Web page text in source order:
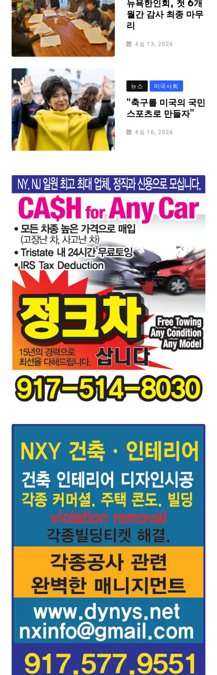
뉴욕한인회, 첫 6개
월간 감사 최종 마무
리
4월 13, 2026
뉴스 미국사회
“축구를 미국의 국민
스포츠로 만들자”
4월 16, 2026